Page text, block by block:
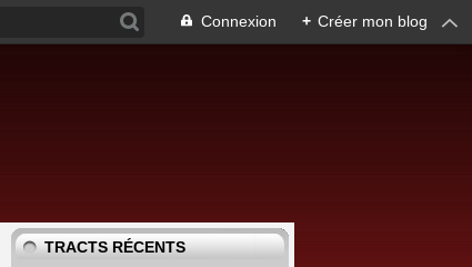
Connexion + Créer mon blog
TRACTS RÉCENTS